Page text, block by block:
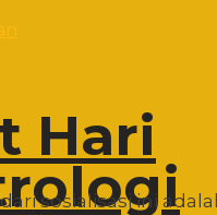
Hari
sosialisasi ini